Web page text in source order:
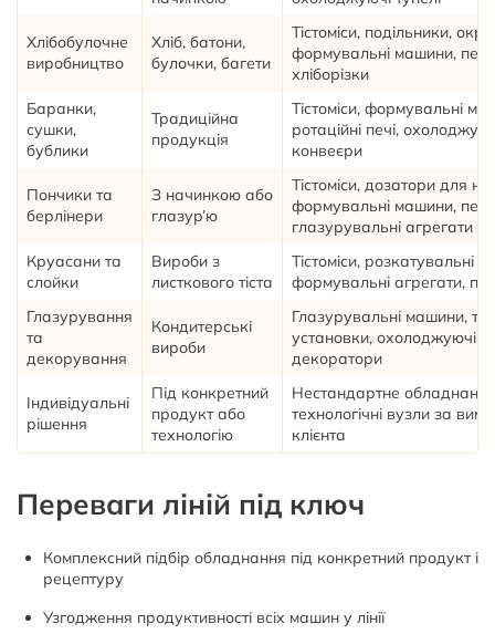
Хлібобулочне
виробництво
Хліб, батони,
булочки, багети
Тістоміси, подільники,
формувальні машини, печі,
хліборізки
Баранки,
сушки,
бублики
Традиційна
продукція
Тістоміси, формувальні
ротаційні печі,
конвеєри
Пончики та
берлінери
З начинкою або
глазур’ю
Тістоміси, дозатори для
формувальні машини, печі,
глазурувальні агрегати
Круасани та
слойки
Вироби з
листкового тіста
Тістоміси, розкатувальні
формувальні агрегати,
Глазурування
та
декорування
Кондитерські
вироби
Глазурувальні машини,
установки, охолоджуючі
декоратори
Індивідуальні
рішення
Під конкретний
продукт або
технологію
Нестандартне
технологічні вузли за
клієнта
Переваги ліній під ключ
Комплексний підбір обладнання під конкретний продукт і
рецептуру
Узгодження продуктивності всіх машин у лінії